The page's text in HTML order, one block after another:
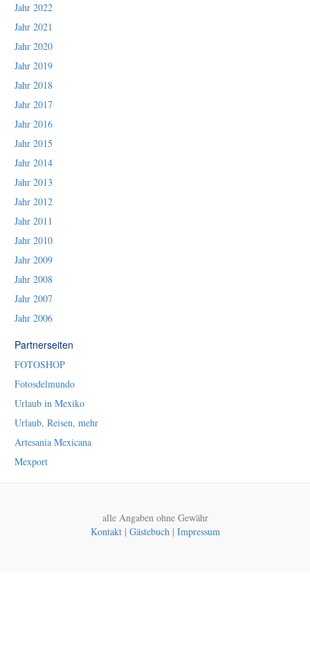
Jahr 2022
Jahr 2021
Jahr 2020
Jahr 2019
Jahr 2018
Jahr 2017
Jahr 2016
Jahr 2015
Jahr 2014
Jahr 2013
Jahr 2012
Jahr 2011
Jahr 2010
Jahr 2009
Jahr 2008
Jahr 2007
Jahr 2006
Partnerseiten
FOTOSHOP
Fotosdelmundo
Urlaub in Mexiko
Urlaub, Reisen, mehr
Artesania Mexicana
Mexport
alle Angaben ohne Gewähr
Kontakt| Gästebuch| Impressum